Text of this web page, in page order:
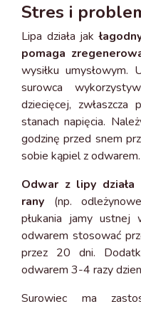
Stres i
Lipa działa jak
pomaga
wysiłku umysłowym.
surowca
dziecięcej, zwłaszcza
stanach napięcia.
godzinę przed snem
sobie kąpiel z odwarem.
Odwar z lipy działa
rany (np.
płukania jamy ustnej
odwarem stosować
przez 20 dni.
odwarem 3-4 razy
Surowiec ma